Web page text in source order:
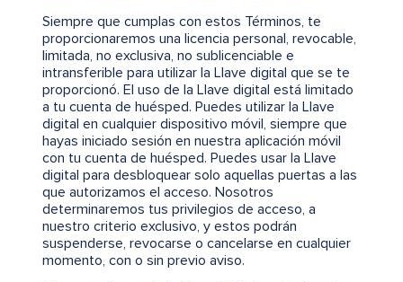
Siempre que cumplas con estos Términos, te
proporcionaremos una licencia personal, revocable,
limitada, no exclusiva, no sublicenciable e
intransferible para utilizar la Llave digital que se te
proporcionó. El uso de la Llave digital está limitado
a tu cuenta de huésped. Puedes utilizar la Llave
digital en cualquier dispositivo móvil, siempre que
hayas iniciado sesión en nuestra aplicación móvil
con tu cuenta de huésped. Puedes usar la Llave
digital para desbloquear solo aquellas puertas a las
que autorizamos el acceso. Nosotros
determinaremos tus privilegios de acceso, a
nuestro criterio exclusivo, y estos podrán
suspenderse, revocarse o cancelarse en cualquier
momento, con o sin previo aviso.